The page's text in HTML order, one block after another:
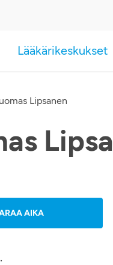
Lääkärikeskukset
Lipsanen
AIKA